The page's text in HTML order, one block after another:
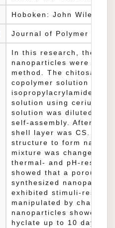
Hoboken: John Wiley &
Journal of Polymer
In this research,
nanoparticles were
method. The chitosan-
copolymer solution was
isopropylacrylamide
solution using cerium
solution was diluted by
self-assembly. After
shell layer was CS.
structure to form
mixture was changed to
thermal- and pH-
showed that a porous
synthesized
exhibited stimuli-
manipulated by
nanoparticles showed a
hyclate up to 10 days